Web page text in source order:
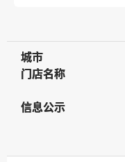
城市
城市
门店名称
门店名称
信息公示
信息公示